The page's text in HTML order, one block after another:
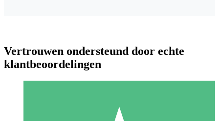
Vertrouwen ondersteund door echte
klantbeoordelingen